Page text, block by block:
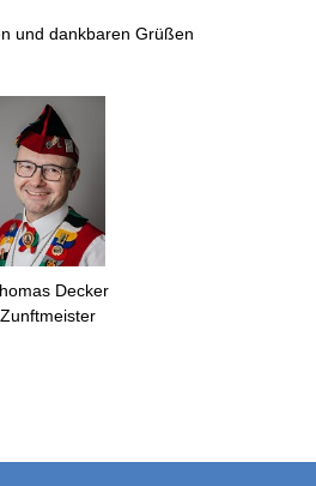
und dankbaren Grüßen
Decker
Zunftmeister